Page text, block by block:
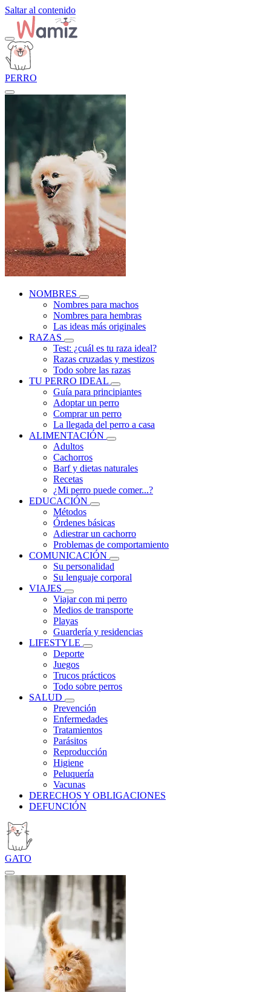
Saltar al contenido
PERRO
NOMBRES
Nombres para machos
Nombres para hembras
Las ideas más originales
RAZAS
Test: ¿cuál es tu raza ideal?
Razas cruzadas y mestizos
Todo sobre las razas
TU PERRO IDEAL
Guía para principiantes
Adoptar un perro
Comprar un perro
La llegada del perro a casa
ALIMENTACIÓN
Adultos
Cachorros
Barf y dietas naturales
Recetas
¿Mi perro puede comer...?
EDUCACIÓN
Métodos
Órdenes básicas
Adiestrar un cachorro
Problemas de comportamiento
COMUNICACIÓN
Su personalidad
Su lenguaje corporal
VIAJES
Viajar con mi perro
Medios de transporte
Playas
Guardería y residencias
LIFESTYLE
Deporte
Juegos
Trucos prácticos
Todo sobre perros
SALUD
Prevención
Enfermedades
Tratamientos
Parásitos
Reproducción
Higiene
Peluquería
Vacunas
DERECHOS Y OBLIGACIONES
DEFUNCIÓN
GATO